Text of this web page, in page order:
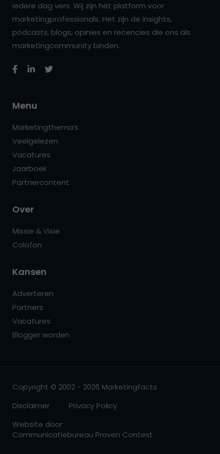
iedere dag vers. Wij zijn hét platform voor
marketingprofessionals. Het zijn de insights,
podcasts, blogs, opinies en recencies die ons als
marketingcommunity binden.
Menu
Marketingthema’s
Veelgelezen
Vacatures
Jaarboek
Partnercontent
Over
Missie & Visie
Colofon
Kansen
Adverteren
Partners
Vacatures
Blogger worden
Copyright © 2002 - 2026 Marketingfacts
Disclaimer
Privacy Policy
Website door
Communicatiebureau Proven Context